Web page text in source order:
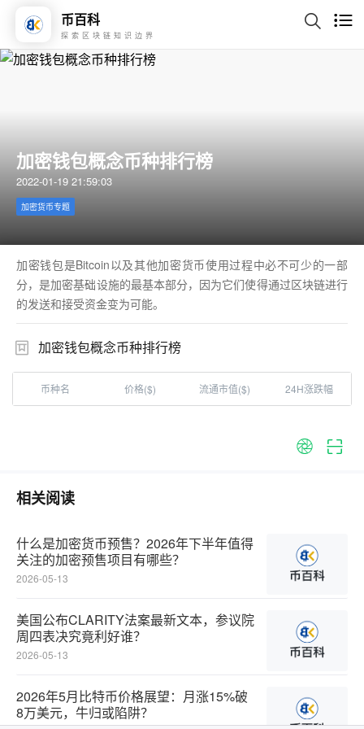
币百科
探索区块链知识边界
加密钱包概念币种排行榜
2022-01-19 21:59:03
加密货币专题
加密钱包是Bitcoin以及其他加密货币使用过程中必不可少的一部
分，是加密基础设施的最基本部分，因为它们使得通过区块链进行
的发送和接受资金变为可能。
加密钱包概念币种排行榜
币种名 价格($) 流通市值($) 24H涨跌幅
相关阅读
什么是加密货币预售？2026年下半年值得
关注的加密预售项目有哪些？‌‌‌‌‌‌
2026-05-13
美国公布CLARITY法案最新文本，参议院
周四表决究竟利好谁？‌‌‌‌‌‌
2026-05-13
2026年5月比特币价格展望：月涨15%破
8万美元，牛归或陷阱？‌‌‌‌‌‌